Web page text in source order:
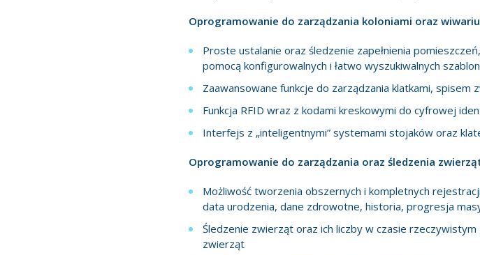
Oprogramowanie do zarządzania koloniami oraz
Proste ustalanie oraz śledzenie zapełnienia
pomocą konfigurowalnych i łatwo wyszukiwalnych
Zaawansowane funkcje do zarządzania klatkami, spisem
Funkcja RFID wraz z kodami kreskowymi do cyfrowej
Interfejs z „inteligentnymi” systemami stojaków oraz
Oprogramowanie do zarządzania oraz śledzenia
Możliwość tworzenia obszernych i kompletnych
data urodzenia, dane zdrowotne, historia, progresja
Śledzenie zwierząt oraz ich liczby w czasie
zwierząt